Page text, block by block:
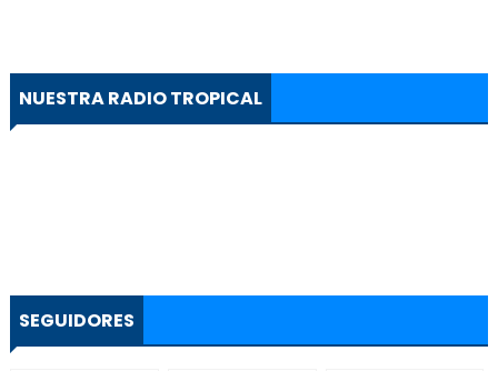
NUESTRA RADIO TROPICAL
SEGUIDORES